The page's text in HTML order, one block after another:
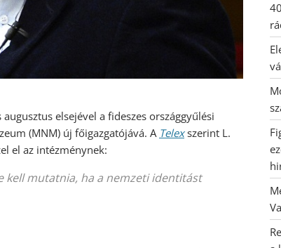
elsejével a fideszes országgyűlési
(MNM) új főigazgatójává. A Telexszerint L.
el az intézménynek:
kell mutatnia, ha a nemzeti identitást